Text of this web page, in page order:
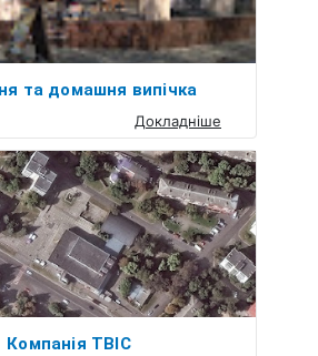
та домашня випiчка
Докладніше
Компанія ТВІС